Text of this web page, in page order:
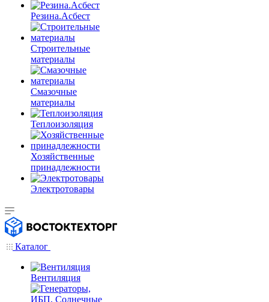
Резина.Асбест
Строительные
материалы
Смазочные
материалы
Теплоизоляция
Хозяйственные
принадлежности
Электротовары
Каталог
Вентиляция